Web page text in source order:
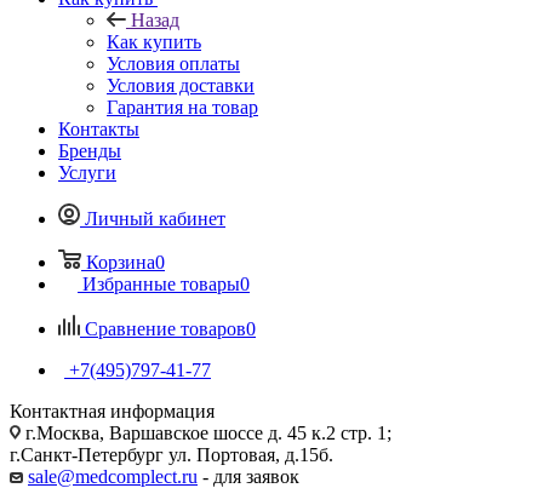
Назад
Как купить
Условия оплаты
Условия доставки
Гарантия на товар
Контакты
Бренды
Услуги
Личный кабинет
Корзина0
Избранные товары0
Сравнение товаров0
+7(495)797-41-77
Контактная информация
г.Москва, Варшавское шоссе д. 45 к.2 стр. 1;
г.Санкт-Петербург ул. Портовая, д.15б.
sale@medcomplect.ru - для заявок